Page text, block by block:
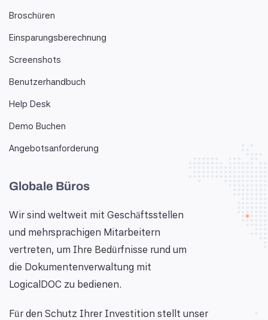
Broschüren
Einsparungsberechnung
Screenshots
Benutzerhandbuch
Help Desk
Demo Buchen
Angebotsanforderung
Globale Büros
Wir sind weltweit mit Geschäftsstellen
und mehrsprachigen Mitarbeitern
vertreten, um Ihre Bedürfnisse rund um
die Dokumentenverwaltung mit
LogicalDOC zu bedienen.
Für den Schutz Ihrer Investition stellt unser